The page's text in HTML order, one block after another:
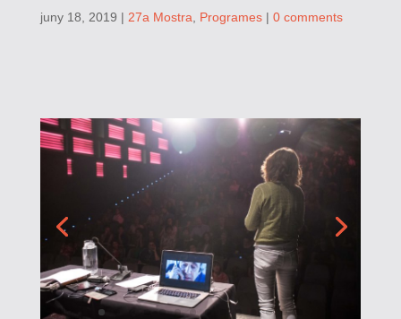
juny 18, 2019 | 27a Mostra Programes| 0 comments